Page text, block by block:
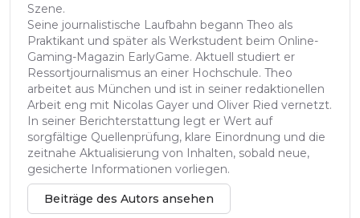
Szene.
Seine journalistische Laufbahn begann Theo als
Praktikant und später als Werkstudent beim Online-
Gaming-Magazin EarlyGame. Aktuell studiert er
Ressortjournalismus an einer Hochschule. Theo
arbeitet aus München und ist in seiner redaktionellen
Arbeit eng mit Nicolas Gayer und Oliver Ried vernetzt.
In seiner Berichterstattung legt er Wert auf
sorgfältige Quellenprüfung, klare Einordnung und die
zeitnahe Aktualisierung von Inhalten, sobald neue,
gesicherte Informationen vorliegen.
Beiträge des Autors ansehen